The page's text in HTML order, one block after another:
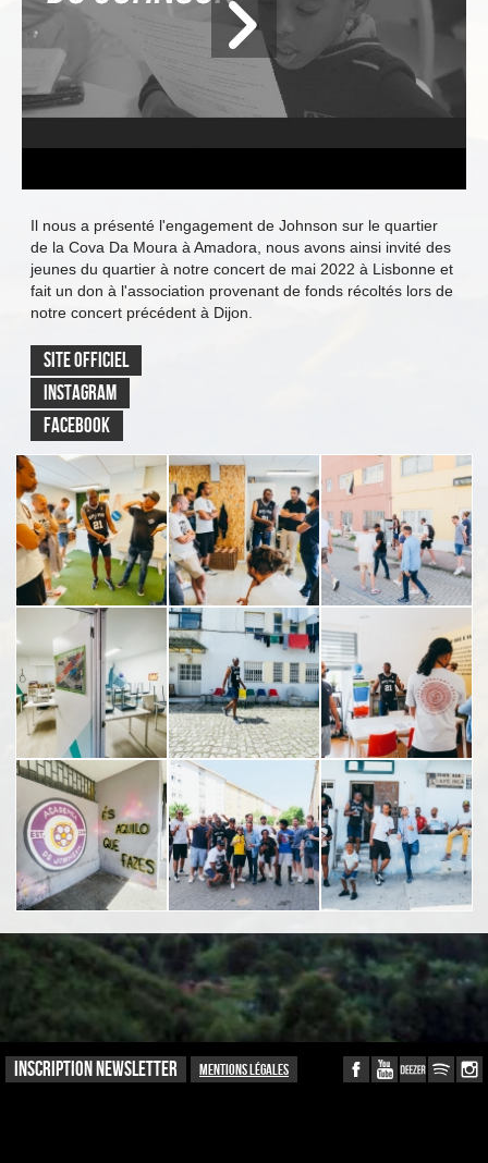
Il nous a présenté l'engagement de Johnson sur le quartier
de la Cova Da Moura à Amadora, nous avons ainsi invité des
jeunes du quartier à notre concert de mai 2022 à Lisbonne et
fait un don à l'association provenant de fonds récoltés lors de
notre concert précédent à Dijon.
SITE OFFICIEL
INSTAGRAM
FACEBOOK
INSCRIPTION NEWSLETTER Mentions légales